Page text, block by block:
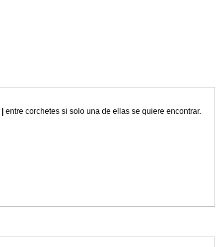
entre corchetes si solo una de ellas se quiere encontrar.